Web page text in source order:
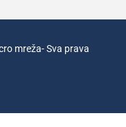
mreža- Sva prava